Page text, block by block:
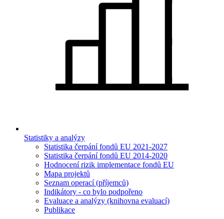
Statistiky a analýzy
Statistika čerpání fondů EU 2021-2027
Statistika čerpání fondů EU 2014-2020
Hodnocení rizik implementace fondů EU
Mapa projektů
Seznam operací (příjemců)
Indikátory - co bylo podpořeno
Evaluace a analýzy (knihovna evaluací)
Publikace